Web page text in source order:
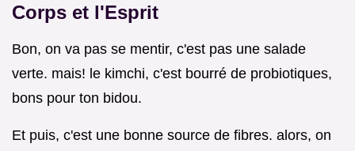
Corps et l'Esprit
Bon, on va pas se mentir, c'est pas une salade
verte. mais! le kimchi, c'est bourré de probiotiques,
bons pour ton bidou.
Et puis, c'est une bonne source de fibres. alors, on